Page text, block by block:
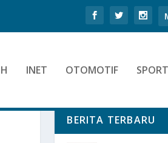
INET OTOMOTIF SPORT
BERITA TERBARU